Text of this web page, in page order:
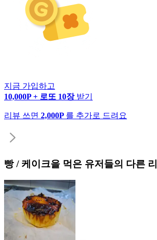
지금 가입하고
10,000P + 로또 10장 받기
리뷰 쓰면 2,000P 를 추가로 드려요
빵 / 케이크을 먹은 유저들의 다른